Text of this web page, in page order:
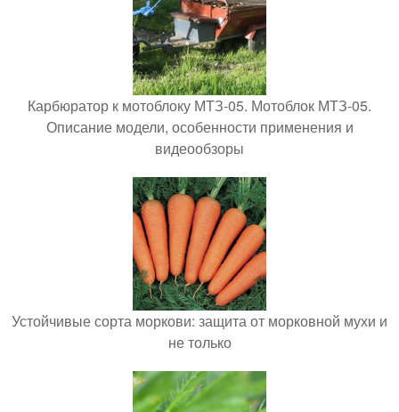
Карбюратор к мотоблоку МТЗ-05. Мотоблок МТЗ-05.
Описание модели, особенности применения и
видеообзоры
Устойчивые сорта моркови: защита от морковной мухи и
не только